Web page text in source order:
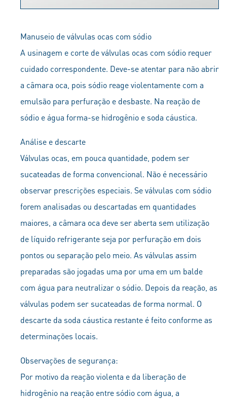
Manuseio de válvulas ocas com sódio
A usinagem e corte de válvulas ocas com sódio requer
cuidado correspondente. Deve-se atentar para não abrir
a câmara oca, pois sódio reage violentamente com a
emulsão para perfuração e desbaste. Na reação de
sódio e água forma-se hidrogênio e soda cáustica.
Análise e descarte
Válvulas ocas, em pouca quantidade, podem ser
sucateadas de forma convencional. Não é necessário
observar prescrições especiais. Se válvulas com sódio
forem analisadas ou descartadas em quantidades
maiores, a câmara oca deve ser aberta sem utilização
de líquido refrigerante seja por perfuração em dois
pontos ou separação pelo meio. As válvulas assim
preparadas são jogadas uma por uma em um balde
com água para neutralizar o sódio. Depois da reação, as
válvulas podem ser sucateadas de forma normal. O
descarte da soda cáustica restante é feito conforme as
determinações locais.
Observações de segurança:
Por motivo da reação violenta e da liberação de
hidrogênio na reação entre sódio com água, a